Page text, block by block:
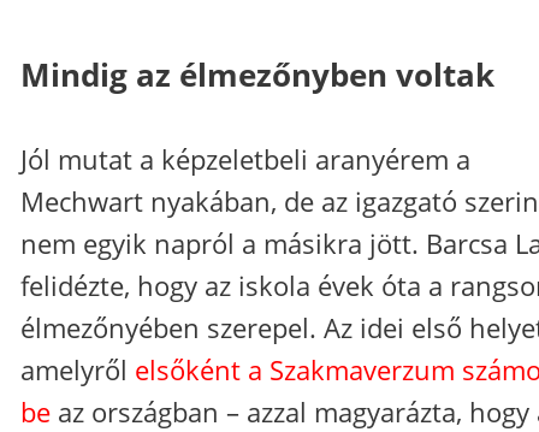
Mindig az élmezőnyben voltak
Jól mutat a képzeletbeli aranyérem a
Mechwart nyakában, de az igazgató
nem egyik napról a másikra jött. Barcsa
felidézte, hogy az iskola évek óta a
élmezőnyében szerepel. Az idei első
amelyről elsőként a Szakmaverzum
be az országban – azzal magyarázta, hogy